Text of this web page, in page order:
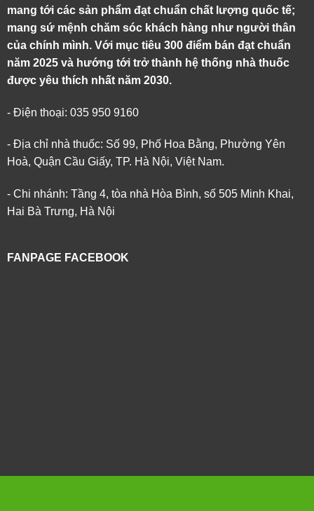
mang tới các sản phẩm đạt chuẩn chất lượng quốc tế;
mang sứ mệnh chăm sóc khách hàng như người thân
của chính mình. Với mục tiêu 300 điểm bán đạt chuẩn
năm 2025 và hướng tới trở thành hệ thống nhà thuốc
được yêu thích nhất năm 2030.
- Điện thoại: 035 950 9160
- Địa chỉ nhà thuốc: Số 99, Phố Hoa Bằng, Phường Yên
Hoà, Quận Cầu Giấy, TP. Hà Nội, Việt Nam.
- Chi nhánh: Tầng 4, tòa nhà Hòa Bình, số 505 Minh Khai,
Hai Bà Trưng, Hà Nội
FANPAGE FACEBOOK